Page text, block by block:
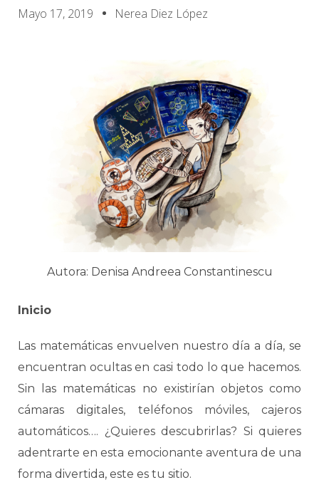
Mayo 17, 2019 Nerea Diez López
Autora: Denisa Andreea Constantinescu
Inicio
Las matemáticas envuelven nuestro día a día, se
encuentran ocultas en casi todo lo que hacemos.
Sin las matemáticas no existirían objetos como
cámaras digitales, teléfonos móviles, cajeros
automáticos…. ¿Quieres descubrirlas? Si quieres
adentrarte en esta emocionante aventura de una
forma divertida, este es tu sitio.